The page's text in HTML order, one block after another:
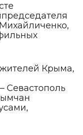
Крыма,
Севастополь